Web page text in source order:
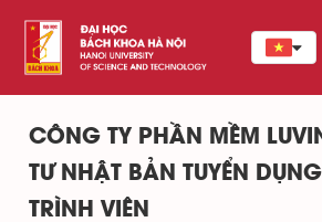
CÔNG TY PHẦN MỀM
TƯ NHẬT BẢN TUYỂN
TRÌNH VIÊN